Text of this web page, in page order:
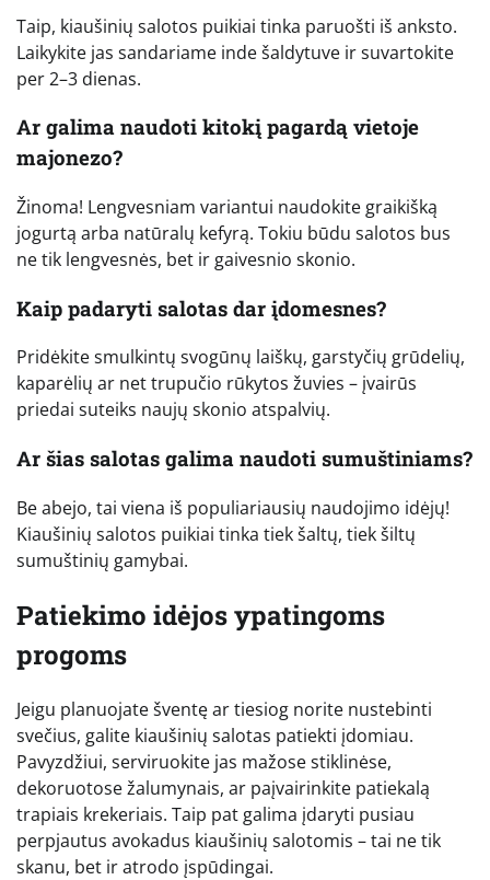
Taip, kiaušinių salotos puikiai tinka paruošti iš anksto.
Laikykite jas sandariame inde šaldytuve ir suvartokite
per 2–3 dienas.
Ar galima naudoti kitokį pagardą vietoje
majonezo?
Žinoma! Lengvesniam variantui naudokite graikišką
jogurtą arba natūralų kefyrą. Tokiu būdu salotos bus
ne tik lengvesnės, bet ir gaivesnio skonio.
Kaip padaryti salotas dar įdomesnes?
Pridėkite smulkintų svogūnų laiškų, garstyčių grūdelių,
kaparėlių ar net trupučio rūkytos žuvies – įvairūs
priedai suteiks naujų skonio atspalvių.
Ar šias salotas galima naudoti sumuštiniams?
Be abejo, tai viena iš populiariausių naudojimo idėjų!
Kiaušinių salotos puikiai tinka tiek šaltų, tiek šiltų
sumuštinių gamybai.
Patiekimo idėjos ypatingoms
progoms
Jeigu planuojate šventę ar tiesiog norite nustebinti
svečius, galite kiaušinių salotas patiekti įdomiau.
Pavyzdžiui, serviruokite jas mažose stiklinėse,
dekoruotose žalumynais, ar paįvairinkite patiekalą
trapiais krekeriais. Taip pat galima įdaryti pusiau
perpjautus avokadus kiaušinių salotomis – tai ne tik
skanu, bet ir atrodo įspūdingai.